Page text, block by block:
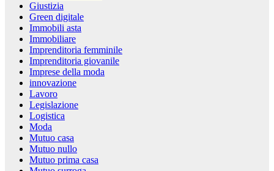
Giustizia
Green digitale
Immobili asta
Immobiliare
Imprenditoria femminile
Imprenditoria giovanile
Imprese della moda
innovazione
Lavoro
Legislazione
Logistica
Moda
Mutuo casa
Mutuo nullo
Mutuo prima casa